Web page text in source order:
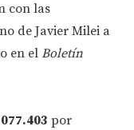
con las
de Javier Milei a
en elBoletín
por